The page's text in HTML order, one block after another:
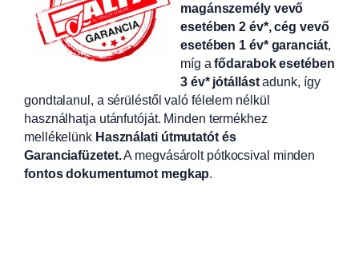
magánszemély vevő
esetében 2 év*, cég vevő
esetében 1 év* garanciát,
míg afődarabok esetében
3 év* jótállástadunk, így
gondtalanul, a sérüléstől való félelem nélkül
használhatja utánfutóját. Minden termékhez
mellékelünk Használati útmutatót és
Garanciafüzetet.A megvásárolt pótkocsival minden
fontos dokumentumot megkap.